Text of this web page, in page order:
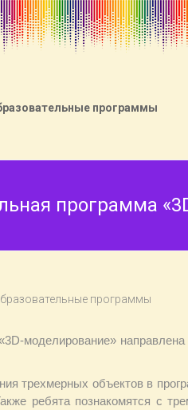
программы
программа
программы
моделирование»
трехмерных объектов в
ребята познакомятся с